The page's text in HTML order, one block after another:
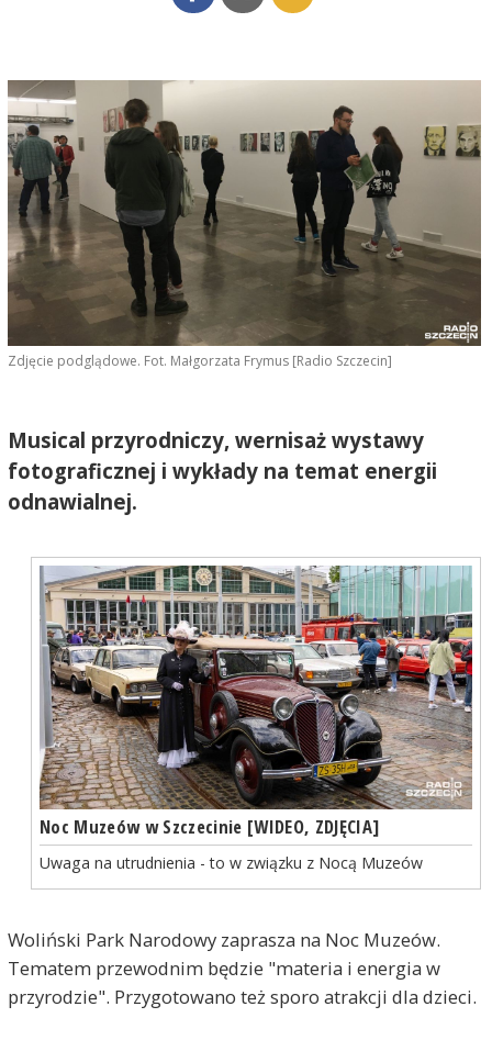
Zdjęcie podglądowe. Fot. Małgorzata Frymus [Radio Szczecin]
Musical przyrodniczy, wernisaż wystawy
fotograficznej i wykłady na temat energii
odnawialnej.
Noc Muzeów w Szczecinie [WIDEO, ZDJĘCIA]
Uwaga na utrudnienia - to w związku z Nocą Muzeów
Woliński Park Narodowy zaprasza na Noc Muzeów.
Tematem przewodnim będzie "materia i energia w
przyrodzie". Przygotowano też sporo atrakcji dla dzieci.